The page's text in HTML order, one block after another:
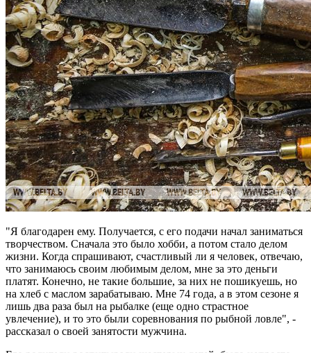
"Я благодарен ему. Получается, с его подачи начал заниматься
творчеством. Сначала это было хобби, а потом стало делом
жизни. Когда спрашивают, счастливый ли я человек, отвечаю,
что занимаюсь своим любимым делом, мне за это деньги
платят. Конечно, не такие большие, за них не пошикуешь, но
на хлеб с маслом зарабатываю. Мне 74 года, а в этом сезоне я
лишь два раза был на рыбалке (еще одно страстное
увлечение), и то это были соревнования по рыбной ловле", -
рассказал о своей занятости мужчина.